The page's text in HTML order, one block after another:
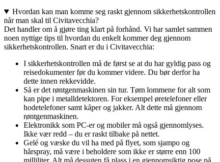
Hvordan kan man komme seg raskt gjennom sikkerhetskontrollen
når man skal til Civitavecchia?
Det handler om å gjøre ting klart på forhånd. Vi har samlet sammen
noen nyttige tips til hvordan du enkelt kommer deg gjennom
sikkerhetskontrollen. Snart er du i Civitavecchia:
I sikkerhetskontrollen må de først se at du har gyldig pass og
reisedokumenter før du kommer videre. Du bør derfor ha
dette innen rekkevidde.
Så er det røntgenmaskinen sin tur. Tøm lommene for alt som
kan pipe i metalldetektoren. For eksempel øretelefoner eller
hodetelefoner samt kåper og jakker. Alt dette må gjennom
røntgenmaskinen.
Elektronikk som PC-er og mobiler må også gjennomlyses.
Ikke vær redd – du er raskt tilbake på nettet.
Gelé og væske du vil ha med på flyet, som sjampo og
hårspray, må være i beholdere som ikke er større enn 100